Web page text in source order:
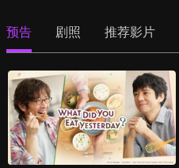
预告 剧照 推荐影片